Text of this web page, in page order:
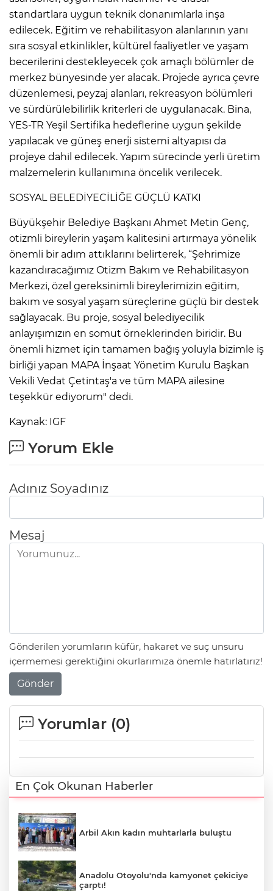
standartlara uygun teknik donanımlarla inşa
edilecek. Eğitim ve rehabilitasyon alanlarının yanı
sıra sosyal etkinlikler, kültürel faaliyetler ve yaşam
becerilerini destekleyecek çok amaçlı bölümler de
merkez bünyesinde yer alacak. Projede ayrıca çevre
düzenlemesi, peyzaj alanları, rekreasyon bölümleri
ve sürdürülebilirlik kriterleri de uygulanacak. Bina,
YES-TR Yeşil Sertifika hedeflerine uygun şekilde
yapılacak ve güneş enerji sistemi altyapısı da
projeye dahil edilecek. Yapım sürecinde yerli üretim
malzemelerin kullanımına öncelik verilecek.
SOSYAL BELEDİYECİLİĞE GÜÇLÜ KATKI
Büyükşehir Belediye Başkanı Ahmet Metin Genç,
otizmli bireylerin yaşam kalitesini artırmaya yönelik
önemli bir adım attıklarını belirterek, “Şehrimize
kazandıracağımız Otizm Bakım ve Rehabilitasyon
Merkezi, özel gereksinimli bireylerimizin eğitim,
bakım ve sosyal yaşam süreçlerine güçlü bir destek
sağlayacak. Bu proje, sosyal belediyecilik
anlayışımızın en somut örneklerinden biridir. Bu
önemli hizmet için tamamen bağış yoluyla bizimle iş
birliği yapan MAPA İnşaat Yönetim Kurulu Başkan
Vekili Vedat Çetintaş'a ve tüm MAPA ailesine
teşekkür ediyorum" dedi.
Kaynak: IGF
Yorum Ekle
Adınız Soyadınız
Mesaj
Gönderilen yorumların küfür, hakaret ve suç unsuru
içermemesi gerektiğini okurlarımıza önemle hatırlatırız!
Gönder
Yorumlar (0)
En Çok Okunan Haberler
Arbil Akın kadın muhtarlarla buluştu
Anadolu Otoyolu'nda kamyonet çekiciye
çarptı!